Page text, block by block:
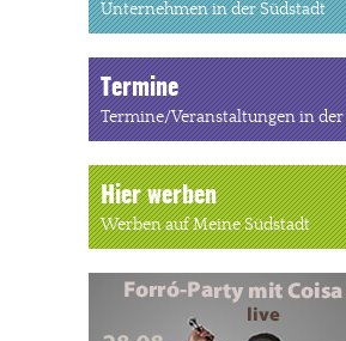
Unternehmen in der Südstadt
Termine
Termine/Veranstaltungen in der
Hier werben
Werben auf Meine Südstadt